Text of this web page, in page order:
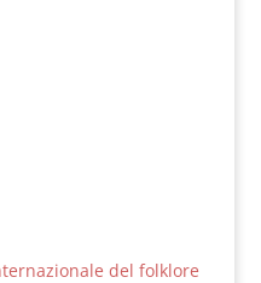
del folklore